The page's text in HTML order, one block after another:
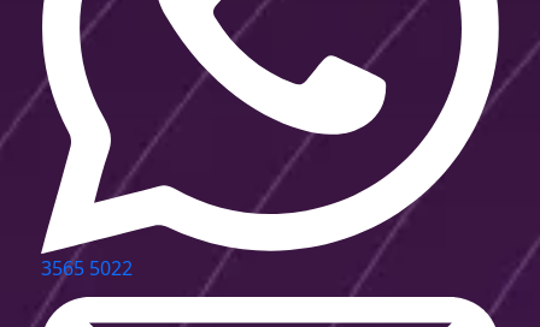
3565 5022